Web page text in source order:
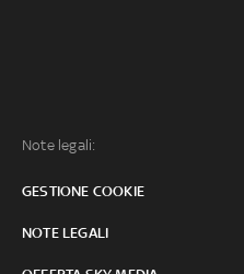
Note legali:
GESTIONE COOKIE
NOTE LEGALI